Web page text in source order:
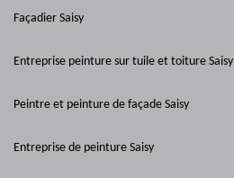
Façadier Saisy
Entreprise peinture sur tuile et toiture Saisy
Peintre et peinture de façade Saisy
Entreprise de peinture Saisy